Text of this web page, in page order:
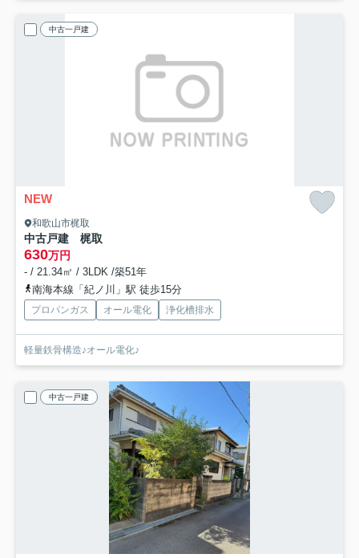
中古一戸建
NEW
和歌山市梶取
中古戸建 梶取
630万円
- / 21.34㎡ / 3LDK /築51年
南海本線「紀ノ川」駅 徒歩15分
プロパンガス オール電化 浄化槽排水
軽量鉄骨構造♪オール電化♪
中古一戸建